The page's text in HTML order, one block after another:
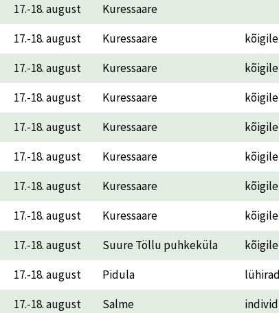
17.-18. august
Kuressaare
17.-18. august Kuressaare
17.-18. august Kuressaare
17.-18. august Kuressaare
17.-18. august Kuressaare
17.-18. august Kuressaare
17.-18. august Kuressaare
17.-18. august Kuressaare
17.-18. august Suure Töllu puhkeküla
17.-18. august Pidula
17.-18. august Salme